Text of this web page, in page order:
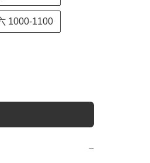
1000-1100
−